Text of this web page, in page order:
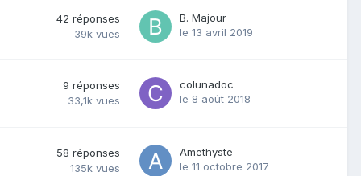
42 réponses
39k vues
B. Majour
le 13 avril 2019
9 réponses
33,1k vues
colunadoc
le 8 août 2018
58 réponses
135k vues
Amethyste
le 11 octobre 2017